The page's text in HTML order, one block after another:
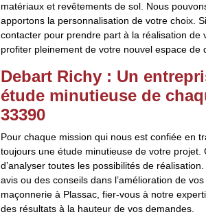
matériaux et revêtements de sol. Nous
apportons la personnalisation de votre choix.
contacter pour prendre part à la réalisation
profiter pleinement de votre nouvel espace de
Debart Richy : Un
étude minutieuse de
33390
Pour chaque mission qui nous est confiée en
toujours une étude minutieuse de votre
d’analyser toutes les possibilités de
avis ou des conseils dans l’amélioration de
maçonnerie à Plassac, fier-vous à notre
des résultats à la hauteur de vos demandes.